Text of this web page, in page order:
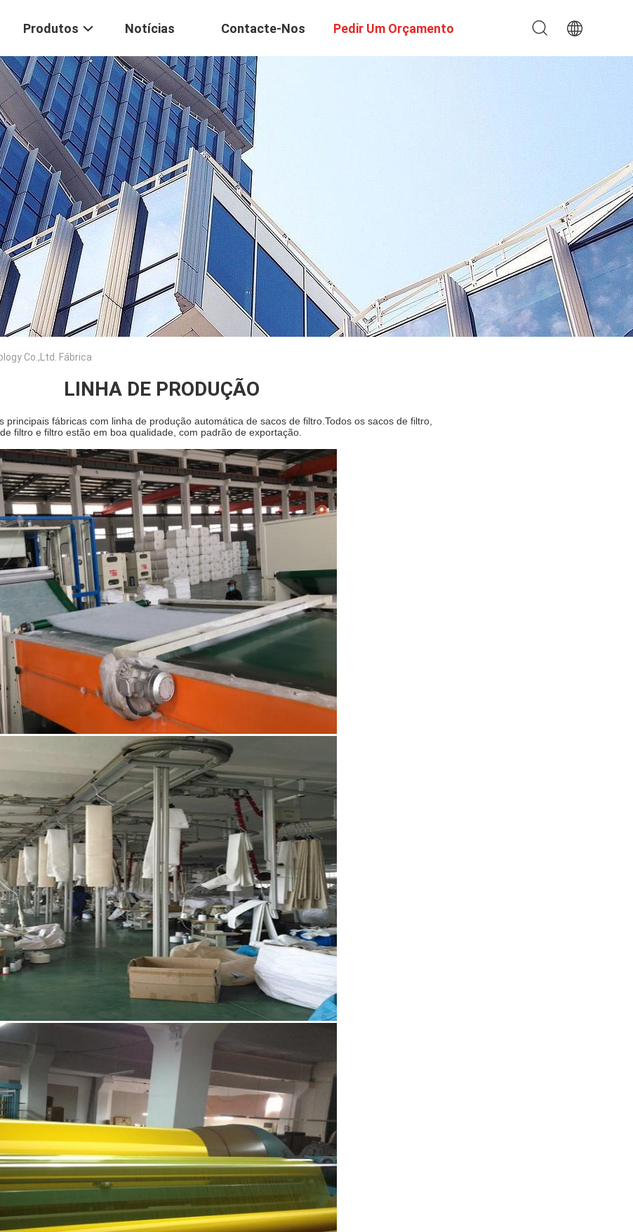
Produtos Notícias Contacte-Nos Pedir Um Orçamento
Co.,Ltd. Fábrica
LINHA DE PRODUÇÃO
principais fábricas com linha de produção automática de sacos de filtro. Todos os sacos de filtro,
filtro e filtro estão em boa qualidade, com padrão de exportação.